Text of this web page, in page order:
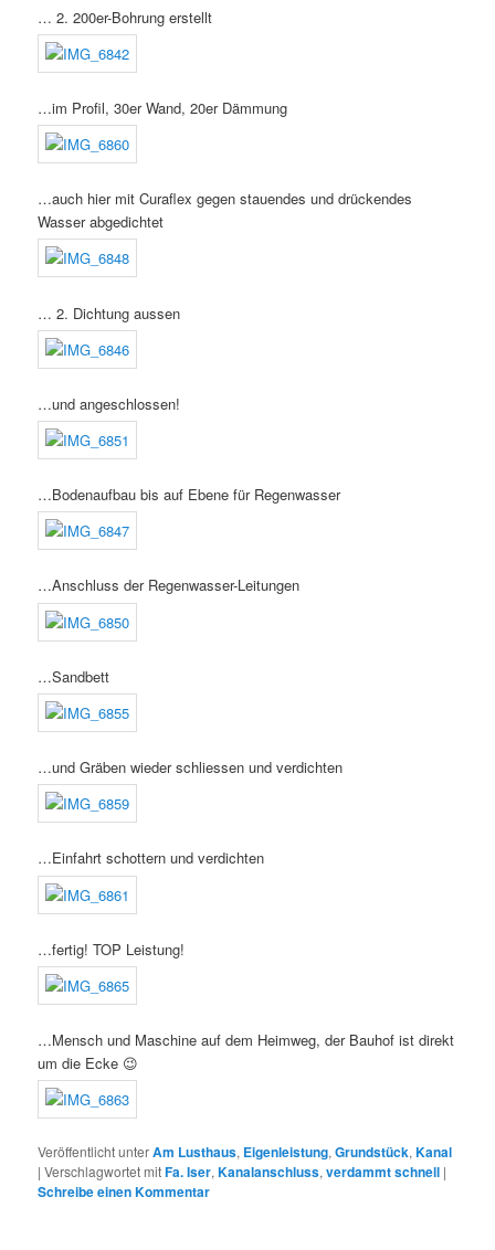
… 2. 200er-Bohrung erstellt
…im Profil, 30er Wand, 20er Dämmung
…auch hier mit Curaflex gegen stauendes und drückendes
Wasser abgedichtet
… 2. Dichtung aussen
…und angeschlossen!
…Bodenaufbau bis auf Ebene für Regenwasser
…Anschluss der Regenwasser-Leitungen
…Sandbett
…und Gräben wieder schliessen und verdichten
…Einfahrt schottern und verdichten
…fertig! TOP Leistung!
…Mensch und Maschine auf dem Heimweg, der Bauhof ist direkt
um die Ecke 😉
Veröffentlicht unterAm Lusthaus, Eigenleistung,Grundstück,Kanal
|Verschlagwortet mitFa. Iser,Kanalanschluss,verdammt schnell |
Schreibe einen Kommentar